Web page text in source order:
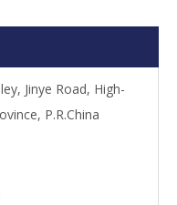
Jinye Road, High-
P.R.China